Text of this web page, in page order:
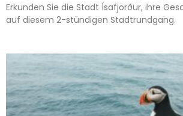
Erkunden Sie die Stadt Ísafjörður, ihre
auf diesem 2-stündigen Stadtrundgang.